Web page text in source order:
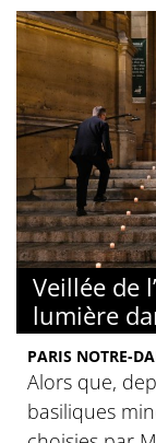
Veillée de
lumière
PARIS NOTRE-
Alors que,
basiliques